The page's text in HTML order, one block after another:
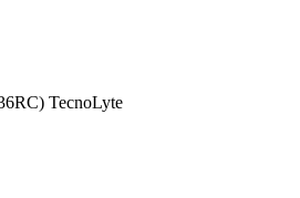
TecnoLyte